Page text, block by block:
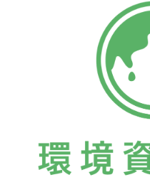
然、文化資產的原始海岸
說，本來就重視環境保護
不忌諱提到民意不斷抱怨
生存權益，因此也要求環
保存古道 發展生態旅遊以
道同時，也必須考慮當地
困苦，要環團能有人到當